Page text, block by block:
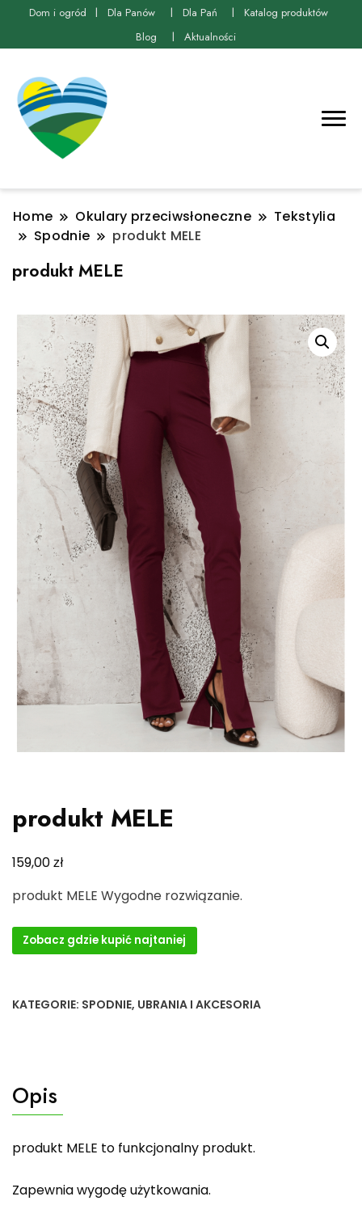
Dom i ogród Dla Panów Dla Pań
Katalog produktów
Blog
Aktualności
Home Okulary przeciwsłoneczne
Tekstylia
Spodnie
produkt MELE
produkt MELE
produkt MELE
159,00zł
produkt MELE Wygodne rozwiązanie.
Zobacz gdzie kupić najtaniej
KATEGORIE: SPODNIE, UBRANIA I AKCESORIA
Opis
produkt MELE to funkcjonalny produkt.
Zapewnia wygodę użytkowania.